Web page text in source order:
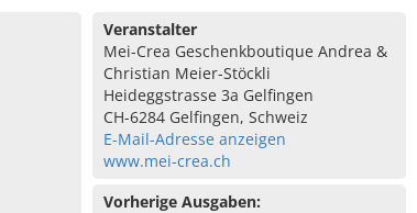
Veranstalter
Mei-Crea Geschenkboutique Andrea &
Christian Meier-Stöckli
Heideggstrasse 3a Gelfingen
CH-6284 Gelfingen, Schweiz
E-Mail-Adresse anzeigen
www.mei-crea.ch
Vorherige Ausgaben: